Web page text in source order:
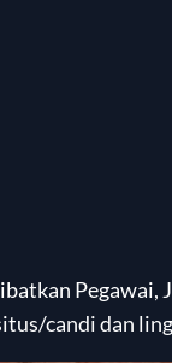
Pegawai,
candi dan